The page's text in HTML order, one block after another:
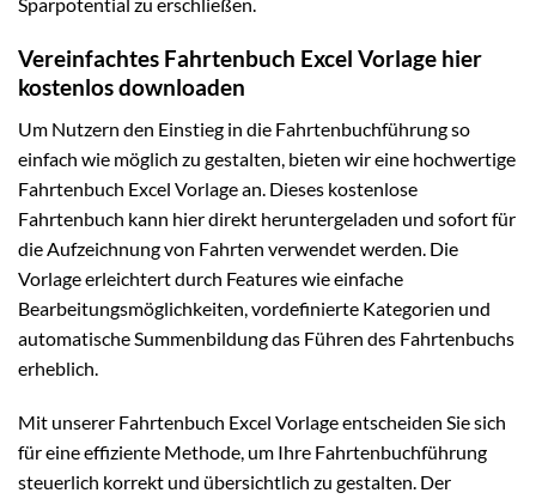
Vereinfachtes Fahrtenbuch Excel Vorlage hier
kostenlos downloaden
Um Nutzern den Einstieg in die Fahrtenbuchführung so
einfach wie möglich zu gestalten, bieten wir eine hochwertige
Fahrtenbuch Excel Vorlage an. Dieses kostenlose
Fahrtenbuch kann hier direkt heruntergeladen und sofort für
die Aufzeichnung von Fahrten verwendet werden. Die
Vorlage erleichtert durch Features wie einfache
Bearbeitungsmöglichkeiten, vordefinierte Kategorien und
automatische Summenbildung das Führen des Fahrtenbuchs
erheblich.
Mit unserer Fahrtenbuch Excel Vorlage entscheiden Sie sich
für eine effiziente Methode, um Ihre Fahrtenbuchführung
steuerlich korrekt und übersichtlich zu gestalten. Der